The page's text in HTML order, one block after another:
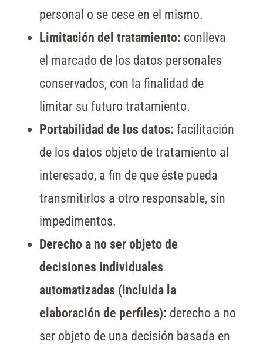
personal o se cese en el mismo.
Limitación del tratamiento: conlleva
el marcado de los datos personales
conservados, con la finalidad de
limitar su futuro tratamiento.
Portabilidad de los datos: facilitación
de los datos objeto de tratamiento al
interesado, a fin de que éste pueda
transmitirlos a otro responsable, sin
impedimentos.
Derecho a no ser objeto de
decisiones individuales
automatizadas (incluida la
elaboración de perfiles): derecho a no
ser objeto de una decisión basada en